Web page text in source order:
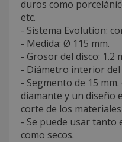
duros como
etc.
- Sistema Evolution:
- Medida: Ø 115 mm.
- Grosor del disco: 1.2
- Diámetro interior del
- Segmento de 15
diamante y un diseño
corte de los
- Se puede usar tanto
como secos.